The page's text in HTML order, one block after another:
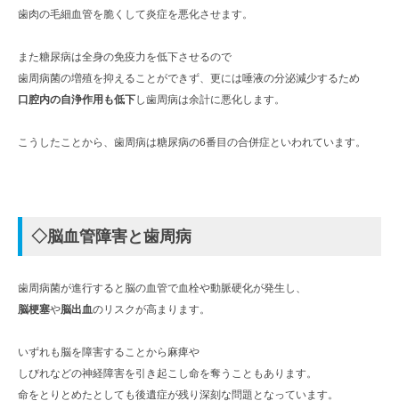
歯肉の毛細血管を脆くして炎症を悪化させます。
また糖尿病は全身の免疫力を低下させるので
歯周病菌の増殖を抑えることができず、更には唾液の分泌減少するため
口腔内の自浄作用も低下し歯周病は余計に悪化します。
こうしたことから、歯周病は糖尿病の6番目の合併症といわれています。
◇脳血管障害と歯周病
歯周病菌が進行すると脳の血管で血栓や動脈硬化が発生し、
脳梗塞や脳出血のリスクが高まります。
いずれも脳を障害することから麻痺や
しびれなどの神経障害を引き起こし命を奪うこともあります。
命をとりとめたとしても後遺症が残り深刻な問題となっています。